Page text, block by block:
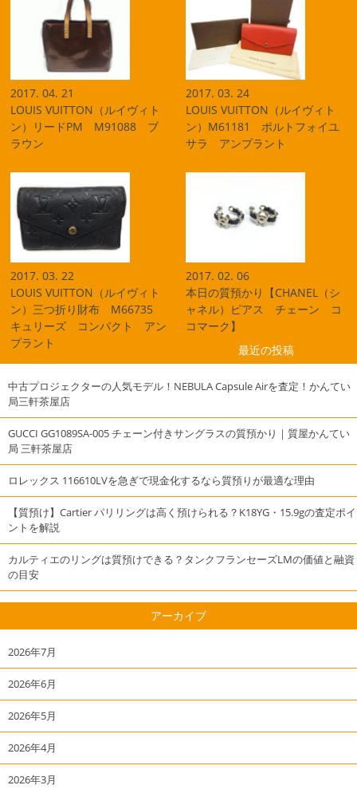
2017. 04. 21
LOUIS VUITTON（ルイヴィト
ン）リードPM M91088 ブ
ラウン
2017. 03. 24
LOUIS VUITTON（ルイヴィト
ン）M61181 ポルトフォイユ
サラ アンプラント
2017. 03. 22
LOUIS VUITTON（ルイヴィト
ン）三つ折り財布 M66735
キュリーズ コンパクト アン
プラント
2017. 02. 06
本日の質預かり【CHANEL（シ
ャネル）ピアス チェーン コ
コマーク】
最近の投稿
中古プロジェクターの人気モデル！NEBULA Capsule Airを査定！かんてい
局三軒茶屋店
GUCCI GG1089SA-005 チェーン付きサングラスの質預かり｜質屋かんてい
局 三軒茶屋店
ロレックス 116610LVを急ぎで現金化するなら質預りが最適な理由
【質預け】Cartier パリリングは高く預けられる？K18YG・15.9gの査定ポイ
ントを解説
カルティエのリングは質預けできる？タンクフランセーズLMの価値と融資
の目安
アーカイブ
2026年7月
2026年6月
2026年5月
2026年4月
2026年3月